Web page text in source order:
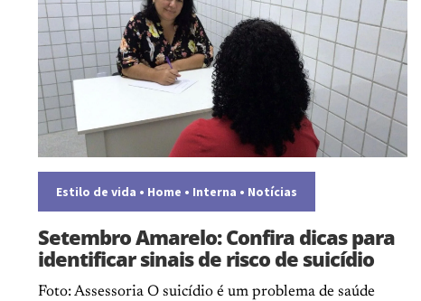
Estilo de vida • Home • Interna • Notícias
Setembro Amarelo: Confira dicas para
identificar sinais de risco de suicídio
Foto: Assessoria O suicídio é um problema de saúde